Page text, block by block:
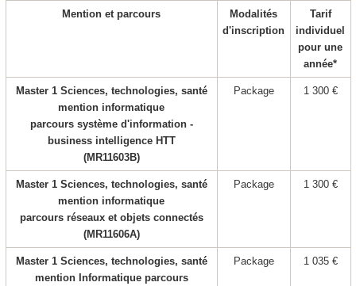
Mention et parcours
Modalités
d'inscription
Tarif
individuel
pour une
année*
Master 1 Sciences, technologies, santé
mention informatique
parcours système d'information -
business intelligence HTT
(MR11603B)
Package 1 300 €
Master 1 Sciences, technologies, santé
mention informatique
parcours réseaux et objets connectés
(MR11606A)
Package 1 300 €
Master 1 Sciences, technologies, santé
mention Informatique parcours
Package 1 035 €